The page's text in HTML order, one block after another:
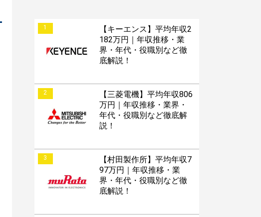
1
【キーエンス】平均年収2
182万円｜年収推移・業
界・年代・役職別など徹
底解説！
2
【三菱電機】平均年収806
万円｜年収推移・業界・
年代・役職別など徹底解
説！
3
【村田製作所】平均年収7
97万円｜年収推移・業
界・年代・役職別など徹
底解説！